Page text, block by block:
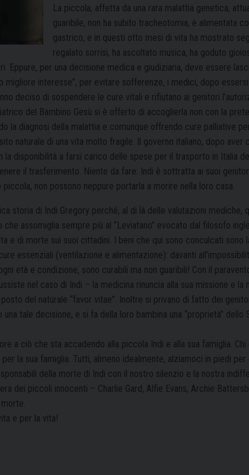
La piccola, affetta da una rara malattia genetica,
guaribile, non ha subito tracheotomia, è alimentata
gastrico, e in questi otto mesi di vita ha mostrato
regalato sorrisi, ha ascoltato musica, ha goduto
Eppure, per una decisione medica e giudiziaria, deve essere
migliore interesse”, per evitare sofferenze, i medici, dopo
deciso di sospendere le cure vitali e rifiutano ai genitori
del Bambino Gesù si è offerto di accoglierla non con la
la diagnosi della malattia e comunque offrendo cure palliative
naturale di una vita molto fragile. Il governo italiano, dopo aver
la disponibilità a farsi carico delle spese per il trasporto in Italia
il trasferimento. Niente da fare: Indi è sottratta ai suoi
non possono neppure portarla a morire nella loro casa.
storia di Indi Gregory perché, al di là delle valutazioni mediche,
assomiglia sempre più al “Leviatano” evocato dal filosofo
e di morte sui suoi cittadini. I beni che qui sono conculcati sono
essenziali (ventilazione e alimentazione): davanti
età e condizione, sono curabili ma non guaribili! Con il
nel caso di Indi – la medicina rinuncia alla sua missione e la
del naturale “favor vitae”. Inoltre si privano di fatto dei
tale decisione, e si fa della loro bambina una “proprietà” dello
a ciò che sta accadendo alla piccola Indi e alla sua famiglia.
la sua famiglia. Tutti, almeno idealmente, alziamoci in piedi
della morte di Indi con il nostro silenzio e la nostra
dei piccoli innocenti – Charlie Gard, Alfie Evans, Archie
e per la vita!